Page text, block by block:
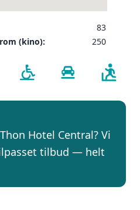
83
(kino):
250
Hotel Central? Vi
tilbud — helt